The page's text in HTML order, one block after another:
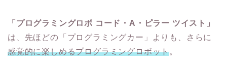
「プログラミングロボ コード・A・ピラー ツイスト」
は、先ほどの「プログラミングカー」よりも、さらに
感覚的に楽しめるプログラミングロボット。